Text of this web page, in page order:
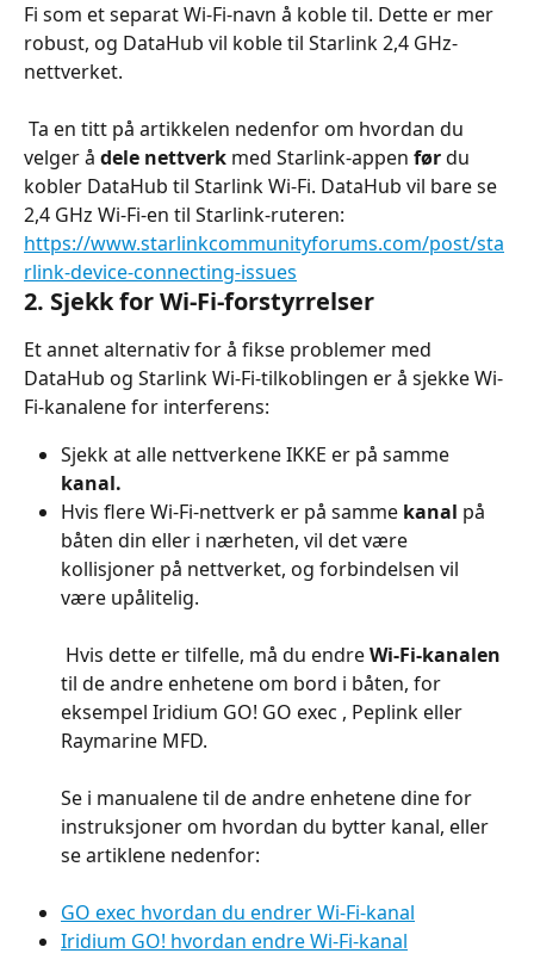
Fi som et separat Wi-Fi-navn å koble til. Dette er mer
robust, og DataHub vil koble til Starlink 2,4 GHz-
nettverket.
velger å dele nettverk med Starlink-appen før du
kobler DataHub til Starlink Wi-Fi. DataHub vil bare se
2,4 GHz Wi-Fi-en til Starlink-ruteren:
https://www.starlinkcommunityforums.com/post/sta
rlink-device-connecting-issues
2. Sjekk for Wi-Fi-forstyrrelser
Et annet alternativ for å fikse problemer med
DataHub og Starlink Wi-Fi-tilkoblingen er å sjekke Wi-
Fi-kanalene for interferens:
Sjekk at alle nettverkene IKKE er på samme
kanal.
Hvis flere Wi-Fi-nettverk er på samme kanal på
båten din eller i nærheten, vil det være
kollisjoner på nettverket, og forbindelsen vil
være upålitelig.
Hvis dette er tilfelle, må du endre Wi-Fi-kanalen
til de andre enhetene om bord i båten, for
eksempel Iridium GO! GO exec , Peplink eller
Raymarine MFD.
Se i manualene til de andre enhetene dine for
instruksjoner om hvordan du bytter kanal, eller
se artiklene nedenfor:
GO exec hvordan du endrer Wi-Fi-kanal
Iridium GO! hvordan endre Wi-Fi-kanal